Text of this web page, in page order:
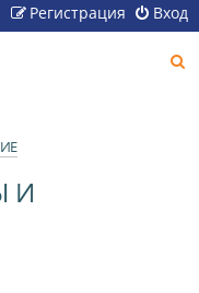
Вход
Регистрация
И